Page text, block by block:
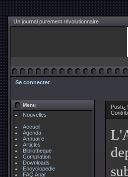
Un journal purement révolutionnaire
Se connecter
Menu
Nouvelles
Accueil
Agenda
Annuaire
Articles
Bibliotheque
Compilation
Downloads
Encyclopedie
FAQ Anar